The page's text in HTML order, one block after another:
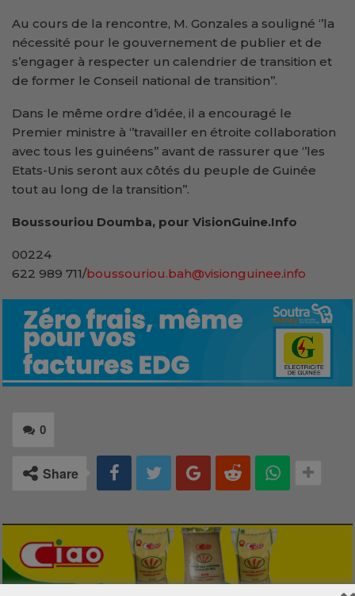
Au cours de la rencontre, M. Gonzales a souligné ‘’la
nécessité pour le gouvernement de publier et de
s’engager à respecter un calendrier de transition et
de former le Conseil national de transition’’.
Dans le même ordre d’idée, il a encouragé le
Premier ministre à ‘’travailler en étroite collaboration
avec tous les guinéens’’ avant de rassurer que ‘’les
Etats-Unis seront aux côtés du peuple de Guinée
tout au long de la transition’’.
Boussouriou Doumba, pour VisionGuine.Info
00224
622 989 711/boussouriou.bah@visionguinee.info
0
Share